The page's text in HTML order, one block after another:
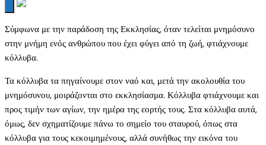
Σύμφωνα με την παράδοση της Εκκλησίας, όταν τελείται μνημόσυνο
στην μνήμη ενός ανθρώπου που έχει φύγει από τη ζωή, φτιάχνουμε
κόλλυβα.
Τα κόλλυβα τα πηγαίνουμε στον ναό και, μετά την ακολουθία του
μνημόσυνου, μοιράζονται στο εκκλησίασμα. Κόλλυβα φτιάχνουμε και
προς τιμήν των αγίων, την ημέρα της εορτής τους. Στα κόλλυβα αυτά,
όμως, δεν σχηματίζουμε πάνω το σημείο του σταυρού, όπως στα
κόλλυβα για τους κεκοιμημένους, αλλά συνήθως την εικόνα του